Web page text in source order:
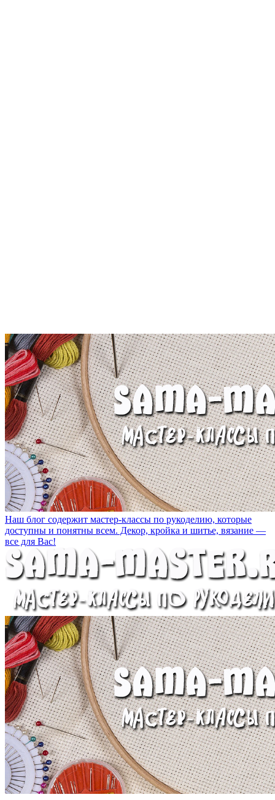
Наш блог содержит мастер-классы по рукоделию, которые
доступны и понятны всем. Декор, кройка и шитье, вязание —
все для Вас!